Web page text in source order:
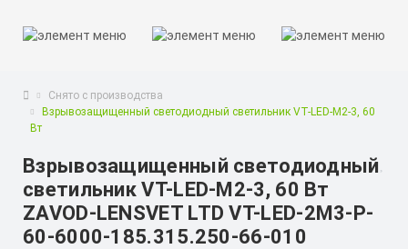
Снято с производства
Взрывозащищенный светодиодный светильник VT-LED-M2-3, 60
Вт
Взрывозащищенный светодиодный
светильник VT-LED-M2-3, 60 Вт
ZAVOD-LENSVET LTD VT-LED-2M3-P-
60-6000-185.315.250-66-010